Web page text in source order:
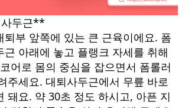
두근**
퇴부 앞쪽에 있는 큰 근육이에요. 폼
근 아래에 놓고 플랭크 자세를 취해
어로 몸의 중심을 잡으면서 폼롤러
주세요. 대퇴사두근에서 무릎 바로
돼요. 약 30초 정도 하시고, 아픈 지